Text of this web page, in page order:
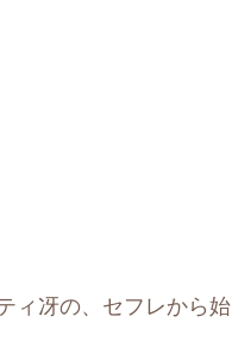
ィ冴の、セフレから始